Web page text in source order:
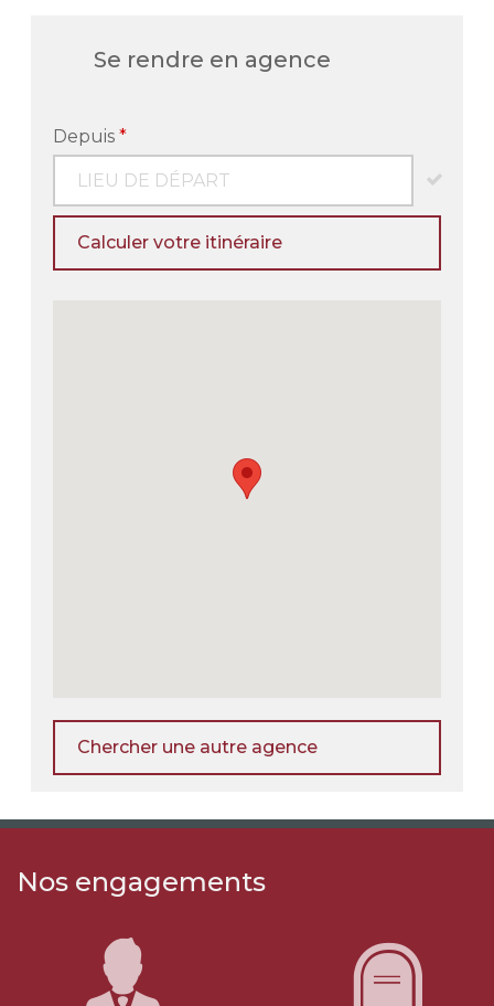
Se rendre en agence
Depuis*
Calculer votre itinéraire
Chercher une autre agence
Nos engagements